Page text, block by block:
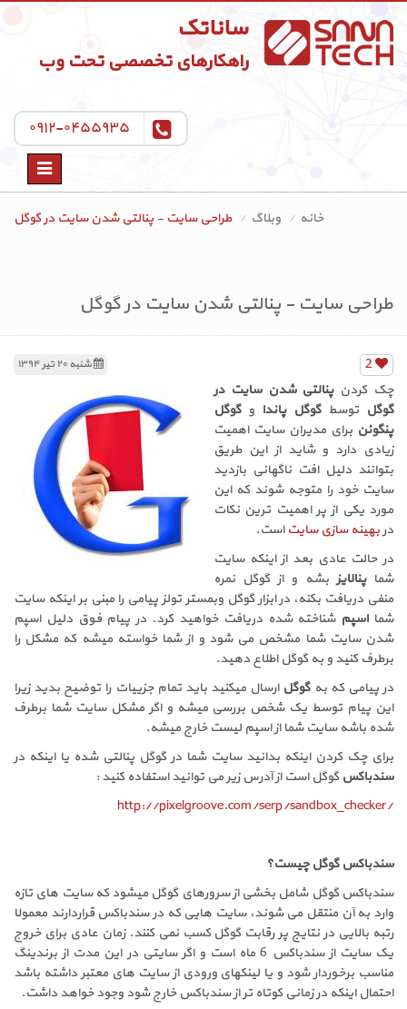
ساناتک
راهکارهای تخصصی تحت وب
۰۹۱۲-۰۴۵۵۹۳۵
Toggle
خانه
وبلاگ طراحی سایت - پنالتی شدن سایت در گوگل
طراحی سایت - پنالتی شدن سایت در گوگل
شنبه ۲۰ تیر ۱۳۹۴
2
چک کردنپنالتی شدن سایت در
گوگل توسطگوگل پاندا وگوگل
پنگوئن برای مدیران سایت اهمیت
زیادی دارد و شاید از این طریق
بتوانند دلیل افت ناگهانی بازدید
سایت خود را متوجه شوند که این
مورد یکی از پر اهمیت ترین نکات
دربهینه سازی سایتاست.
در حالت عادی بعد از اینکه سایت
شما پنالایزبشه و از گوگل نمره
منفی دریافت بکنه، در ابزار گوگل وبمستر تولز پیامی را مبنی بر اینکه سایت
شمااسپم شناخته شده دریافت خواهید کرد. در پیام فوق دلیل اسپم
شدن سایت شما مشخص می شود و از شما خواسته میشه که مشکل را
برطرف کنید و به گوگل اطلاع دهید.
در پیامی که بهگوگل ارسال میکنید باید تمام جزییات را توضیح بدید زیرا
این پیام توسط یک شخص بررسی میشه و اگر مشکل سایت شما برطرف
شده باشه سایت شما از اسپم لیست خارج میشه.
برای چک کردن اینکه بدانید سایت شما در گوگل پنالتی شده یا اینکه در
سندباکسگوگل است از آدرس زیر می توانید استفاده کنید :
http://pixelgroove.com/serp/sandbox_checker/
سندباکس گوگل چیست؟
سندباکس گوگل شامل بخشی از سرورهای گوگل میشود که سایت های تازه
وارد به آن منتقل می شوند، سایت هایی که در سندباکس قراردارند معمولا
رتبه بالایی در نتایج پر رقابت گوگل کسب نمی کنند. زمان عادی برای خروج
یک سایت از سندباکس 6 ماه است و اگر سایتی در این مدت از برندینگ
مناسب برخوردار شود و یا لینکهای ورودی از سایت های معتبر داشته باشد
احتمال اینکه در زمانی کوتاه تر از سندباکس خارج شود وجود خواهد داشت.